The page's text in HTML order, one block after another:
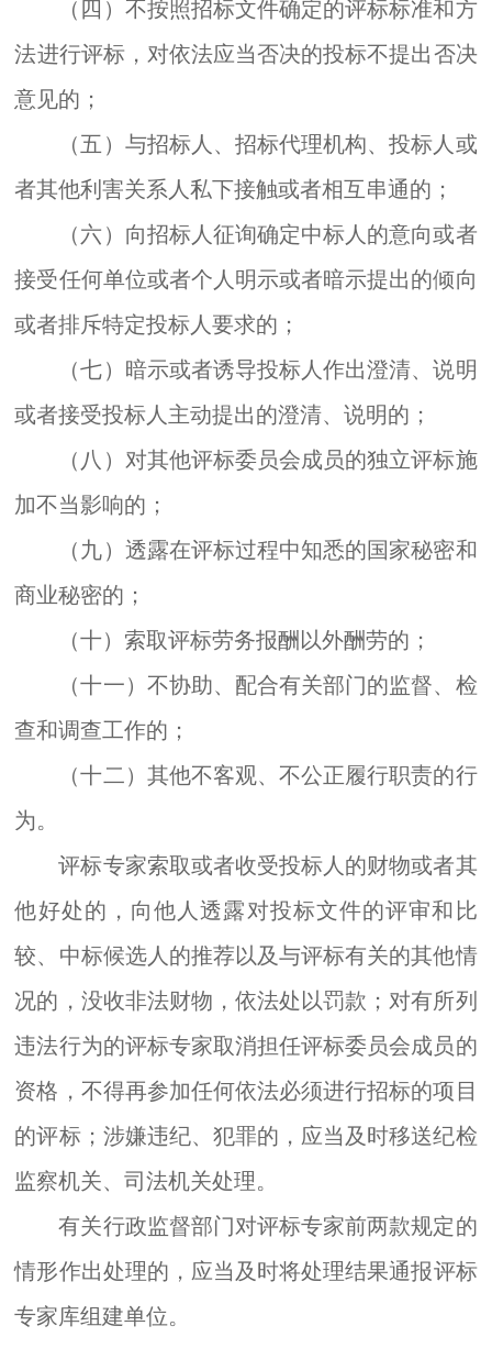
（四）不按照招标文件确定的评标标准和方
法进行评标，对依法应当否决的投标不提出否决
意见的；
（五）与招标人、招标代理机构、投标人或
者其他利害关系人私下接触或者相互串通的；
（六）向招标人征询确定中标人的意向或者
接受任何单位或者个人明示或者暗示提出的倾向
或者排斥特定投标人要求的；
（七）暗示或者诱导投标人作出澄清、说明
或者接受投标人主动提出的澄清、说明的；
（八）对其他评标委员会成员的独立评标施
加不当影响的；
（九）透露在评标过程中知悉的国家秘密和
商业秘密的；
（十）索取评标劳务报酬以外酬劳的；
（十一）不协助、配合有关部门的监督、检
查和调查工作的；
（十二）其他不客观、不公正履行职责的行
为。
评标专家索取或者收受投标人的财物或者其
他好处的，向他人透露对投标文件的评审和比
较、中标候选人的推荐以及与评标有关的其他情
况的，没收非法财物，依法处以罚款 ； 对有所列
违法行为的评标专家取消担任评标委员会成员的
资格，不得再参加任何依法必须进行招标的项目
的评标；涉嫌违纪、犯罪的，应当及时移送纪检
监察机关、司法机关处理。
有关行政监督部门对评标专家前两款规定的
情形作出处理的 ，应当及时将处理结果通报评标
专家库组建单位。